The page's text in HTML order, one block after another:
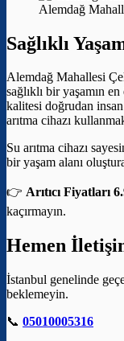
Alemdağ
Sağlıklı
Alemdağ Mahallesi
sağlıklı bir yaşamın
kalitesi doğrudan
arıtma cihazı
Su arıtma cihazı
bir yaşam alanı
👉 Arıtıcı Fiyatları
kaçırmayın.
Hemen
İstanbul genelinde
beklemeyin.
📞 05010005316